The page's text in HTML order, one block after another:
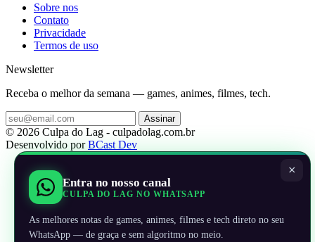
Sobre nos
Contato
Privacidade
Termos de uso
Newsletter
Receba o melhor da semana — games, animes, filmes, tech.
Assinar
© 2026 Culpa do Lag - culpadolag.com.br
Desenvolvido porBCast Dev
×
Entra no nosso canal
CULPA DO LAG NO WHATSAPP
As melhores notas de games, animes, filmes e tech direto no seu
WhatsApp — de graça e sem algoritmo no meio.